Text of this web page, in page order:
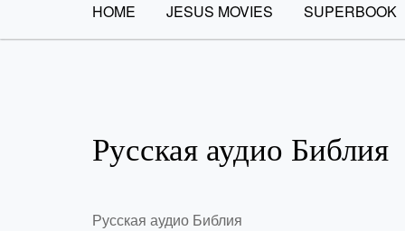
HOME JESUS MOVIES SUPERBOOK
Русская аудио Библия
Русская аудио Библия